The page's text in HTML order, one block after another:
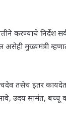
करण्याचे निर्देश
असेही मुख्यमंत्री
तसेच इतर
उदय सामंत,